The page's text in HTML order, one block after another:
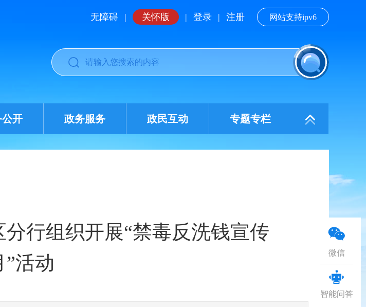
无障碍 | 关怀版 | 登录 | 注册 网站支持ipv6
开 政务服务 政民互动 专题专栏
行组织开展“禁毒反洗钱宣传
”活动
微信
智能问答